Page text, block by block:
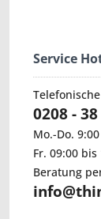
Service
0208 -
Mo.-Do.
Fr. 09:00
Beratung